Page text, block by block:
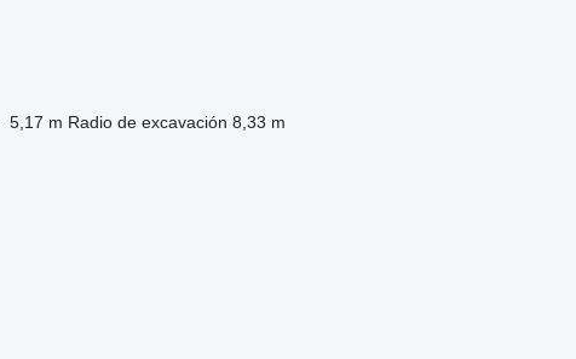
5,17 m Radio de excavación 8,33 m